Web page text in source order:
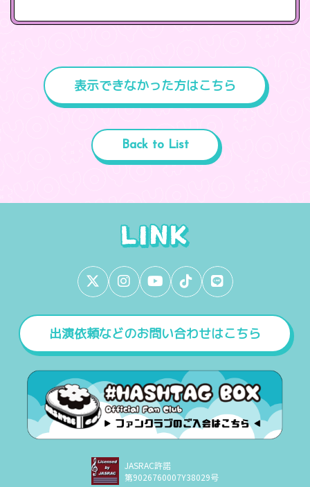
表示できなかった方はこちら
Back to List
出演依頼などのお問い合わせはこちら
JASRAC許諾
第9026760007Y38029号